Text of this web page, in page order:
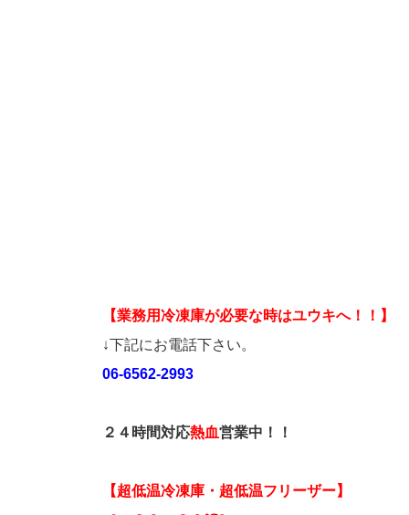
【業務用冷凍庫が必要な時はユウキへ！！】
↓下記にお電話下さい。
06-6562-2993
２４時間対応熱血営業中！！
【超低温冷凍庫・超低温フリーザー】